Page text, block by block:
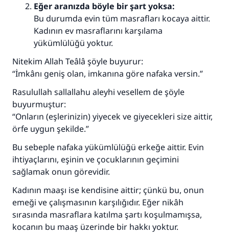
Eğer aranızda böyle bir şart yoksa:
Bu durumda evin tüm masrafları kocaya aittir.
Kadının ev masraflarını karşılama
yükümlülüğü yoktur.
Nitekim Allah Teâlâ şöyle buyurur:
“İmkânı geniş olan, imkanına göre nafaka versin.”
Rasulullah sallallahu aleyhi vesellem de şöyle
buyurmuştur:
“Onların (eşlerinizin) yiyecek ve giyecekleri size aittir,
örfe uygun şekilde.”
Bu sebeple nafaka yükümlülüğü erkeğe aittir. Evin
ihtiyaçlarını, eşinin ve çocuklarının geçimini
sağlamak onun görevidir.
Kadının maaşı ise kendisine aittir; çünkü bu, onun
emeği ve çalışmasının karşılığıdır. Eğer nikâh
sırasında masraflara katılma şartı koşulmamışsa,
kocanın bu maaş üzerinde bir hakkı yoktur.
110845 Nolu Cevap, bir evliliği
kurtardı.
Ümmete cevapları ulaştırmak için bizi destekle
Rasulullah ﷺ şöyle dedi:
Her kim bir hayra yol gösterirse , hayrı yapan
kişinin sevabı kadar ona sevap yazılır.
(MUSLIM 1893)
Şimdi katkı yapın!